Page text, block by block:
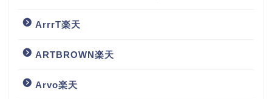
ArrrT楽天
ARTBROWN楽天
Arvo楽天